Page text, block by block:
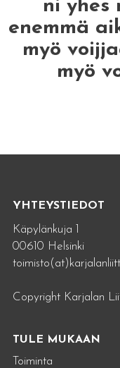
ni yhes
enemmä
myö
myö
YHTEYSTIEDOT
Käpylänkuja 1
00610 Helsinki
Copyright Karjalan
TULE MUKAAN
Toiminta